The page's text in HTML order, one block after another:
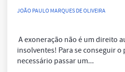
JOÃO PAULO MARQUES DE OLIVEIRA
A exoneração não é um direito
insolventes! Para se conseguir o
necessário passar um...